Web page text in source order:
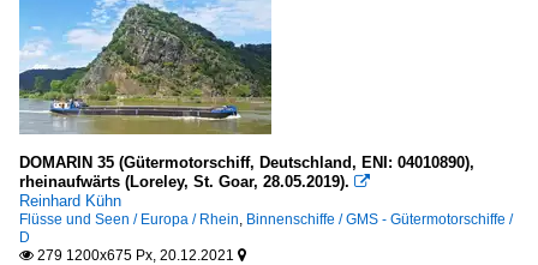
DOMARIN 35 (Gütermotorschiff, Deutschland, ENI: 04010890),
rheinaufwärts (Loreley, St. Goar, 28.05.2019). 
Reinhard Kühn
Flüsse und Seen / Europa / Rhein, Binnenschiffe / GMS - Gütermotorschiffe /
D
 279 1200x675 Px, 20.12.2021 